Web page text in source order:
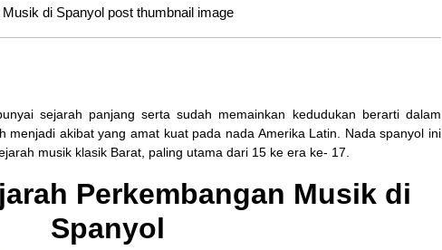
sejarah panjang serta sudah memainkan kedudukan berarti dalam
menjadi akibat yang amat kuat pada nada Amerika Latin. Nada spanyol ini
musik klasik Barat, paling utama dari 15 ke era ke- 17.
Perkembangan Musik di
Spanyol